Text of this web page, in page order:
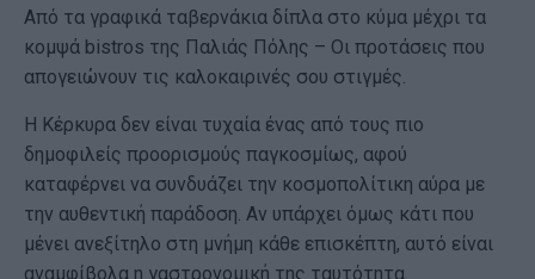
Από τα γραφικά ταβερνάκια δίπλα στο κύμα μέχρι τα
κομψά bistros της Παλιάς Πόλης – Οι προτάσεις που
απογειώνουν τις καλοκαιρινές σου στιγμές.
Η Κέρκυρα δεν είναι τυχαία ένας από τους πιο
δημοφιλείς προορισμούς παγκοσμίως, αφού
καταφέρνει να συνδυάζει την κοσμοπολίτικη αύρα με
την αυθεντική παράδοση. Αν υπάρχει όμως κάτι που
μένει ανεξίτηλο στη μνήμη κάθε επισκέπτη, αυτό είναι
αναμφίβολα η γαστρονομική της ταυτότητα.